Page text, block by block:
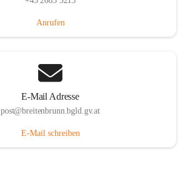
Anrufen
E-Mail Adresse
post@breitenbrunn.bgld.gv.at
E-Mail schreiben